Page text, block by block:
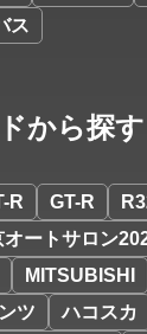
ス
から探す
R GT-R
オートサロン
MITSUBISHI
ツ
ハコスカ